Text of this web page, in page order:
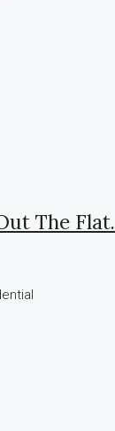
The Flat.